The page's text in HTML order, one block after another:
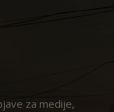
za medije,